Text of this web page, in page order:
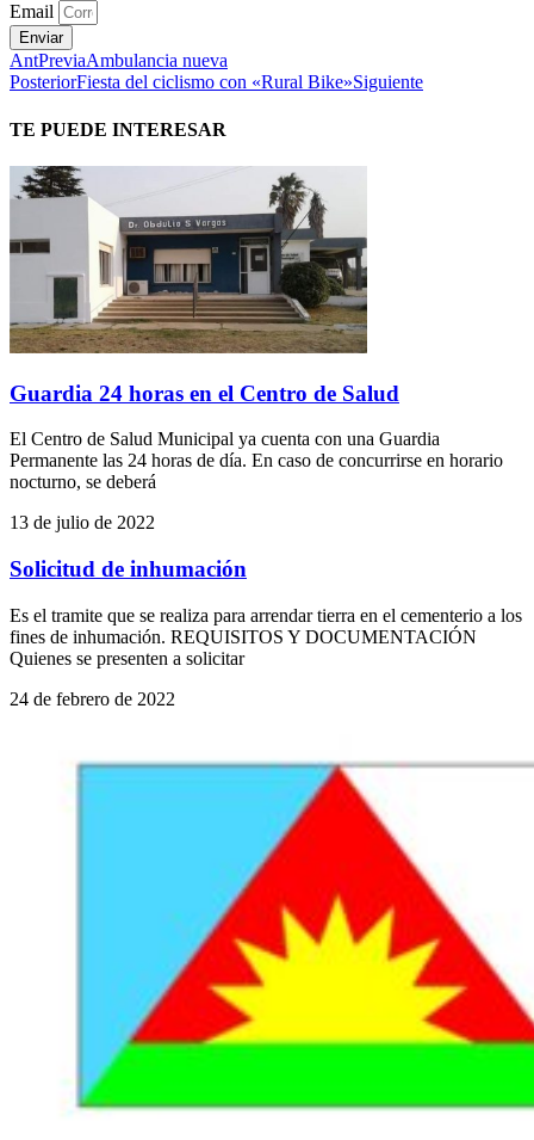
Email
Enviar
AntPreviaAmbulancia nueva
PosteriorFiesta del ciclismo con «Rural Bike»Siguiente
TE PUEDE INTERESAR
Guardia 24 horas en el Centro de Salud
El Centro de Salud Municipal ya cuenta con una Guardia
Permanente las 24 horas de día. En caso de concurrirse en horario
nocturno, se deberá
13 de julio de 2022
Solicitud de inhumación
Es el tramite que se realiza para arrendar tierra en el cementerio a los
fines de inhumación. REQUISITOS Y DOCUMENTACIÓN
Quienes se presenten a solicitar
24 de febrero de 2022